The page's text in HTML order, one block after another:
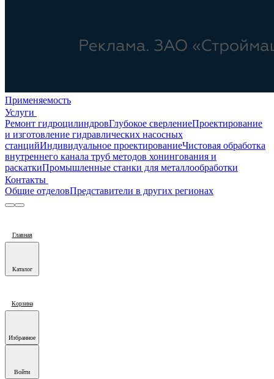
Применяемость
Услуги
Ремонт гидроцилиндровГлубокое сверлениеПроектирование
и изготовление гидравлических насосных
станцийИндивидуальное проектированиеЧистовая обработка
внутреннего канала труб методов хонингования и
раскаткиПромышленные станки для металлообработки
Контакты
Общие отделовПредставители в других регионах
Главная
Каталог
Корзина
Избранное
Войти